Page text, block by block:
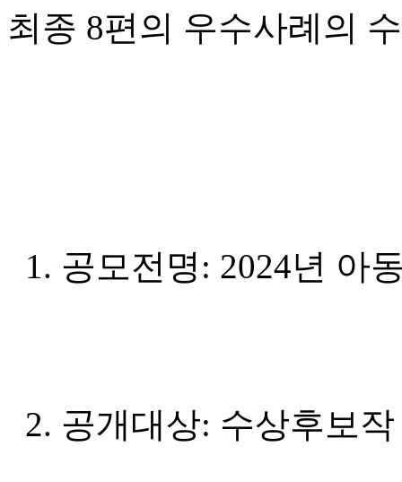
최종 8편의 우수사례의
1. 공모전명: 2024년 아
2. 공개대상: 수상후보